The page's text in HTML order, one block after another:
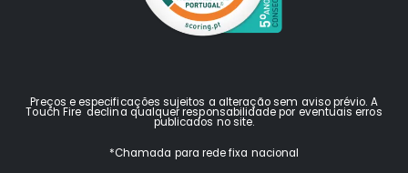
Preços e especificações sujeitos a alteração sem aviso prévio. A
Touch Fire declina qualquer responsabilidade por eventuais erros
publicados no site.
*Chamada para rede fixa nacional